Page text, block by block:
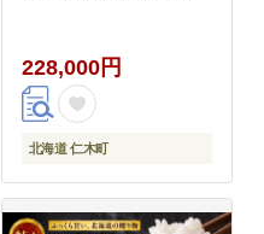
時短 朝ごはん 夜ごはん
昼ごはん [株式会社 松
原米穀]
228,000円
北海道 仁木町